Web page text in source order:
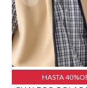
HASTA
Sacos